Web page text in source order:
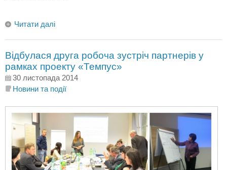
Читати далі
Відбулася друга робоча зустріч партнерів у
рамках проекту «Темпус»
30 листопада 2014
Новини та події